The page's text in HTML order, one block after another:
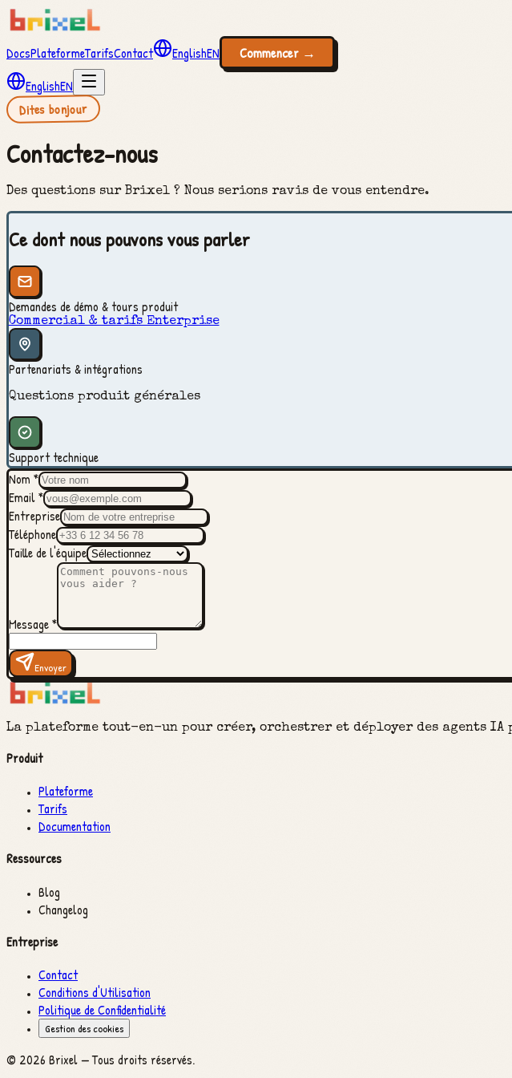
DocsPlateformeTarifsContact EnglishEN Commencer→
EnglishEN
Dites bonjour
Contactez-nous
Des questions sur Brixel ? Nous serions ravis de vous entendre.
Ce dont nous pouvons vous parler
Demandes de démo & tours produit
Commercial & tarifs Enterprise
Partenariats & intégrations
Questions produit générales
Support technique
Nom *
Email*
Entreprise
Téléphone
Taille de l'équipe
Message*
Envoyer
La plateforme tout-en-un pour créer, orchestrer et déployer des agents IA
Produit
Plateforme
Tarifs
Documentation
Ressources
Blog
Changelog
Entreprise
Contact
Conditions d'Utilisation
Politique de Confidentialité
Gestion des cookies
© 2026 Brixel —Tous droits réservés.